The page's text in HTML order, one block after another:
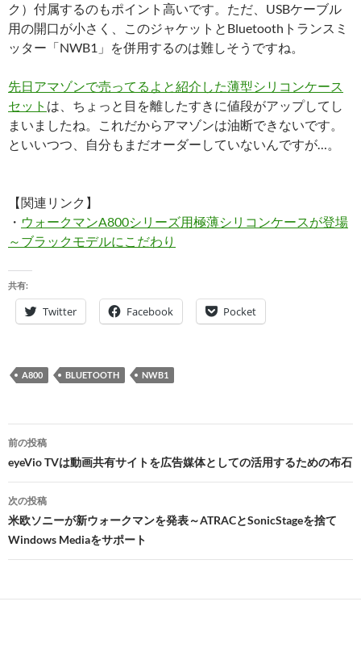
ク）付属するのもポイント高いです。ただ、USBケーブル
用の開口が小さく、このジャケットとBluetoothトランスミ
ッター「NWB1」を併用するのは難しそうですね。
先日アマゾンで売ってるよと紹介した薄型シリコンケース
セット は、ちょっと目を離したすきに値段がアップしてし
まいましたね。これだからアマゾンは油断できないです。
といいつつ、自分もまだオーダーしていないんですが…。
【関連リンク】
・ ウォークマンA800シリーズ用極薄シリコンケースが登場
～ブラックモデルにこだわり
共有:
Twitter Facebook Pocket
A800 BLUETOOTH NWB1
投
稿
ナ
ビ
ゲ
シ
前の投稿
eyeVio TVは動画共有サイトを広告媒体としての活用するための布石
次の投稿
米欧ソニーが新ウォークマンを発表～ATRACとSonicStageを捨て
Windows Mediaをサポート